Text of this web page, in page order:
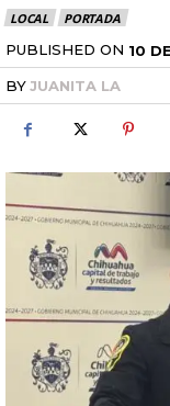
LOCAL PORTADA
PUBLISHED ON 10
BYJUANITA LA